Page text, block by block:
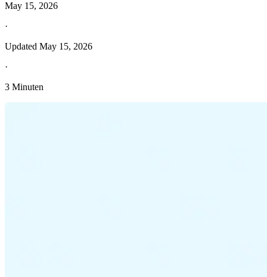
May 15, 2026
·
Updated May 15, 2026
·
3 Minuten